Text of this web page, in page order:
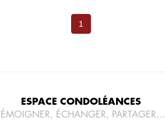
1
ESPACE CONDOLÉANCES
TÉMOIGNER, ÉCHANGER, PARTAGER…